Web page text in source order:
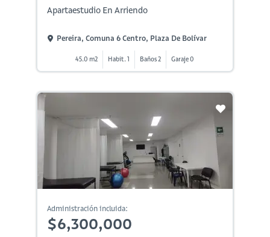
Apartaestudio En Arriendo
Pereira, Comuna 6 Centro, Plaza De Bolívar
45.0 m2 Habit. 1 Baños 2 Garaje 0
Administración incluida:
$6,300,000